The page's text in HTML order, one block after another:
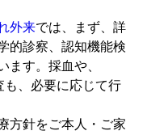
外来では、まず、詳
的診察、認知機能検
ます。採血や、
、必要に応じて行
方針をご本人・ご家